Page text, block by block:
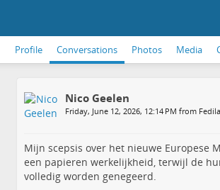
Profile Conversations Photos Media
Nico Geelen
Friday, June 12, 2026, 12:14 PM from
Mijn scepsis over het nieuwe Europese
een papieren werkelijkheid, terwijl de
volledig worden genegeerd.